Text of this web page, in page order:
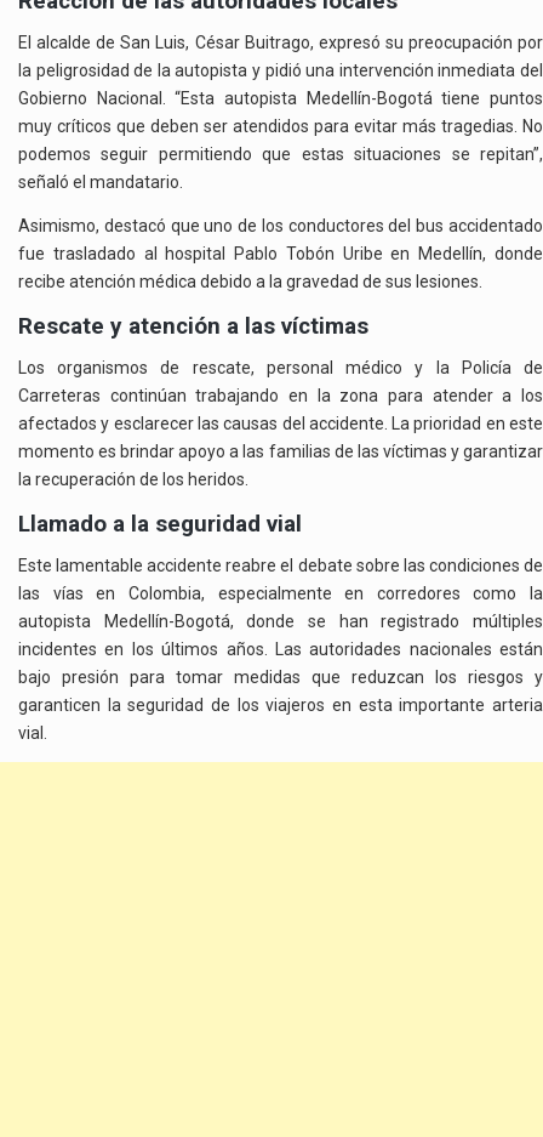
El alcalde de San Luis, César Buitrago, expresó su preocupación por
la peligrosidad de la autopista y pidió una intervención inmediata del
Gobierno Nacional. “Esta autopista Medellín-Bogotá tiene puntos
muy críticos que deben ser atendidos para evitar más tragedias. No
podemos seguir permitiendo que estas situaciones se repitan”,
señaló el mandatario.
Asimismo, destacó que uno de los conductores del bus accidentado
fue trasladado al hospital Pablo Tobón Uribe en Medellín, donde
recibe atención médica debido a la gravedad de sus lesiones.
Rescate y atención a las víctimas
Los organismos de rescate, personal médico y la Policía de
Carreteras continúan trabajando en la zona para atender a los
afectados y esclarecer las causas del accidente. La prioridad en este
momento es brindar apoyo a las familias de las víctimas y garantizar
la recuperación de los heridos.
Llamado a la seguridad vial
Este lamentable accidente reabre el debate sobre las condiciones de
las vías en Colombia, especialmente en corredores como la
autopista Medellín-Bogotá, donde se han registrado múltiples
incidentes en los últimos años. Las autoridades nacionales están
bajo presión para tomar medidas que reduzcan los riesgos y
garanticen la seguridad de los viajeros en esta importante arteria
vial.